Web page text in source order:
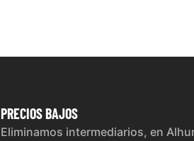
PRECIOSBAJOS
Eliminamos intermediarios, en